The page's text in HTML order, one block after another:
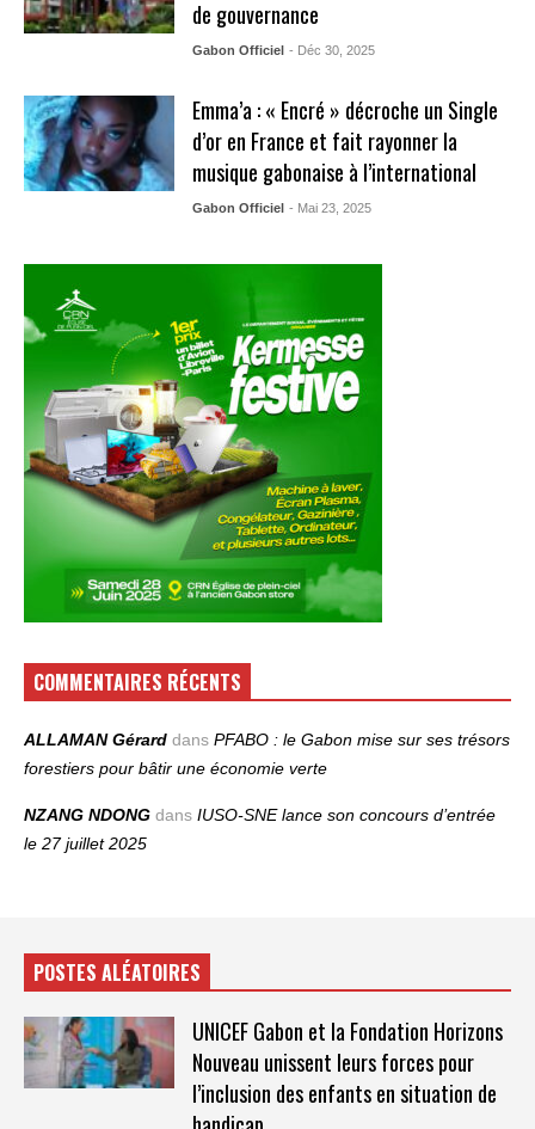
de gouvernance
Gabon Officiel - Déc 30, 2025
Emma’a : « Encré » décroche un Single
d’or en France et fait rayonner la
musique gabonaise à l’international
Gabon Officiel - Mai 23, 2025
COMMENTAIRES RÉCENTS
ALLAMAN Gérard dans PFABO : le Gabon mise sur ses trésors
forestiers pour bâtir une économie verte
NZANG NDONG dans IUSO‑SNE lance son concours d’entrée
le 27 juillet 2025
POSTES ALÉATOIRES
UNICEF Gabon et la Fondation Horizons
Nouveau unissent leurs forces pour
l’inclusion des enfants en situation de